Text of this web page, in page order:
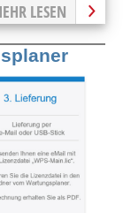
LESEN